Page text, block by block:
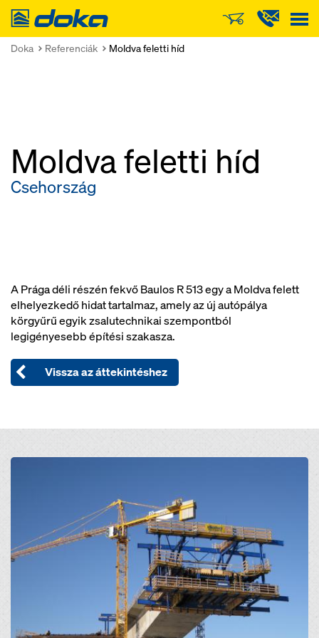
Doka
Doka Referenciák Moldva feletti híd
Moldva feletti híd
Csehország
A Prága déli részén fekvő Baulos R 513 egy a Moldva felett
elhelyezkedő hidat tartalmaz, amely az új autópálya
körgyűrű egyik zsalutechnikai szempontból
legigényesebb építési szakasza.
Vissza az áttekintéshez
Open